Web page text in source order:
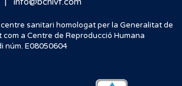
sanitari homologat per la Generalitat de
a Centre de Reproducció Humana
núm. E08050604